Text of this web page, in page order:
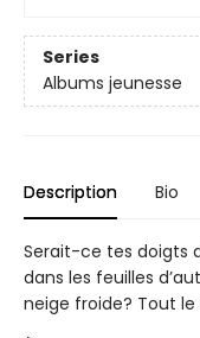
Series
Albums jeunesse
Description Bio
Serait-ce tes doigts
dans les feuilles
neige froide? Tout